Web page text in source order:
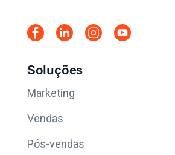
Soluções
Marketing
Vendas
Pós-vendas